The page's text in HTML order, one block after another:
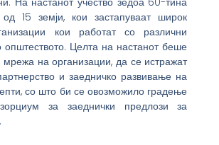
од 15 земји, кои застапуваат широк
кои работат со различни
општеството. Целта на настанот беше
на организации, да се истражат
и заедничко развивање на
со што би се овозможило градење
за заеднички предлози за